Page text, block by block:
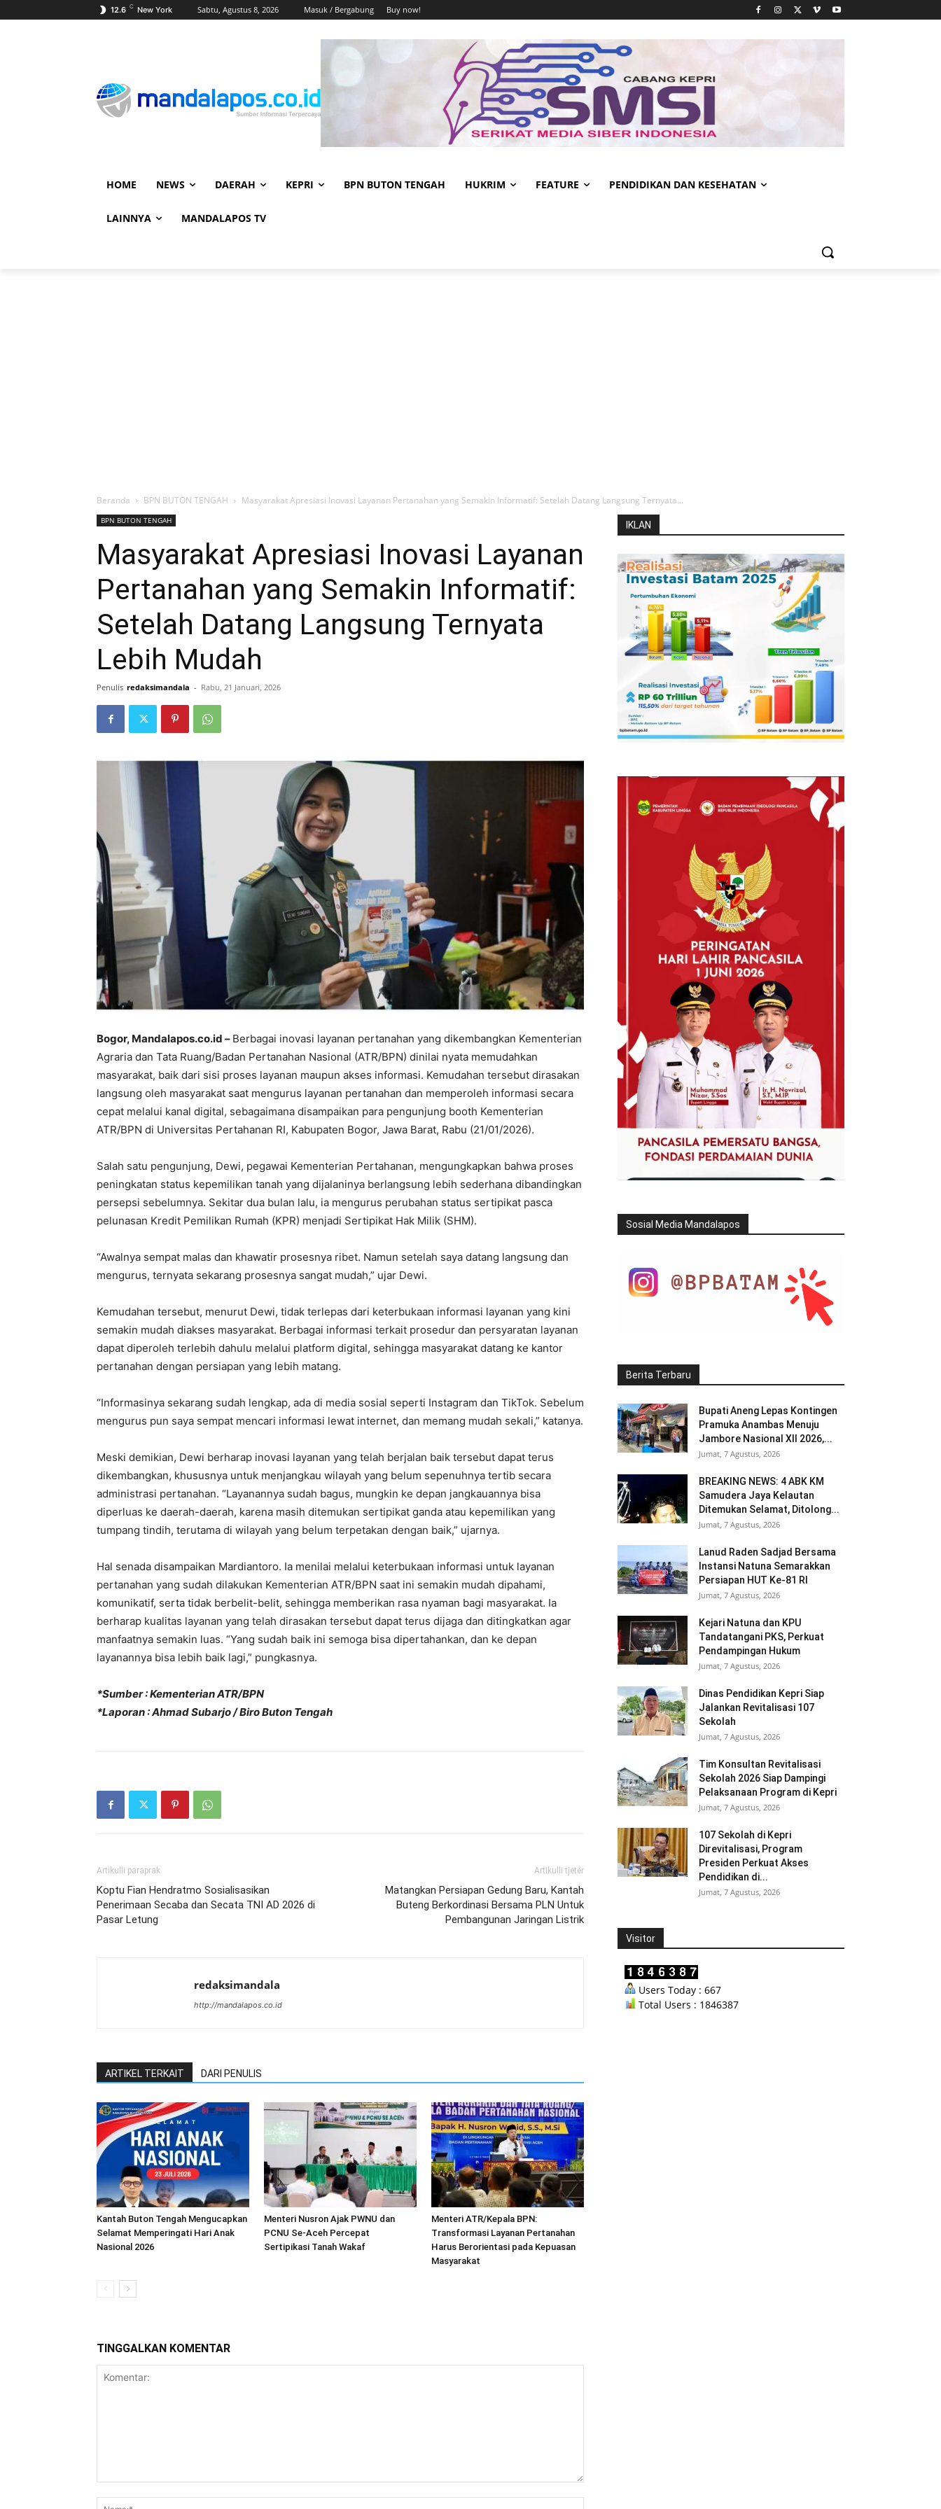
12.6 C New York Sabtu, Agustus 8, 2026 Masuk / Bergabung Buy now!
HOME NEWS DAERAH KEPRI BPN BUTON TENGAH HUKRIM FEATURE PENDIDIKAN DAN KESEHATAN
LAINNYA MANDALAPOS TV
Beranda BPN BUTON TENGAH Masyarakat Apresiasi Inovasi Layanan Pertanahan yang Semakin Informatif: Setelah Datang Langsung Ternyata...
BPN BUTON TENGAH
Masyarakat Apresiasi Inovasi Layanan
Pertanahan yang Semakin Informatif:
Setelah Datang Langsung Ternyata
Lebih Mudah
Penulis redaksimandala - Rabu, 21 Januari, 2026
Bogor, Mandalapos.co.id – Berbagai inovasi layanan pertanahan yang dikembangkan Kementerian
Agraria dan Tata Ruang/Badan Pertanahan Nasional (ATR/BPN) dinilai nyata memudahkan
masyarakat, baik dari sisi proses layanan maupun akses informasi. Kemudahan tersebut dirasakan
langsung oleh masyarakat saat mengurus layanan pertanahan dan memperoleh informasi secara
cepat melalui kanal digital, sebagaimana disampaikan para pengunjung booth Kementerian
ATR/BPN di Universitas Pertahanan RI, Kabupaten Bogor, Jawa Barat, Rabu (21/01/2026).
Salah satu pengunjung, Dewi, pegawai Kementerian Pertahanan, mengungkapkan bahwa proses
peningkatan status kepemilikan tanah yang dijalaninya berlangsung lebih sederhana dibandingkan
persepsi sebelumnya. Sekitar dua bulan lalu, ia mengurus perubahan status sertipikat pasca
pelunasan Kredit Pemilikan Rumah (KPR) menjadi Sertipikat Hak Milik (SHM).
“Awalnya sempat malas dan khawatir prosesnya ribet. Namun setelah saya datang langsung dan
mengurus, ternyata sekarang prosesnya sangat mudah,” ujar Dewi.
Kemudahan tersebut, menurut Dewi, tidak terlepas dari keterbukaan informasi layanan yang kini
semakin mudah diakses masyarakat. Berbagai informasi terkait prosedur dan persyaratan layanan
dapat diperoleh terlebih dahulu melalui platform digital, sehingga masyarakat datang ke kantor
pertanahan dengan persiapan yang lebih matang.
“Informasinya sekarang sudah lengkap, ada di media sosial seperti Instagram dan TikTok. Sebelum
mengurus pun saya sempat mencari informasi lewat internet, dan memang mudah sekali,” katanya.
Meski demikian, Dewi berharap inovasi layanan yang telah berjalan baik tersebut dapat terus
dikembangkan, khususnya untuk menjangkau wilayah yang belum sepenuhnya tertib secara
administrasi pertanahan. “Layanannya sudah bagus, mungkin ke depan jangkauannya bisa
diperluas ke daerah-daerah, karena masih ditemukan sertipikat ganda atau kepemilikan yang
tumpang tindih, terutama di wilayah yang belum terpetakan dengan baik,” ujarnya.
Hal senada disampaikan Mardiantoro. Ia menilai melalui keterbukaan informasi untuk layanan
pertanahan yang sudah dilakukan Kementerian ATR/BPN saat ini semakin mudah dipahami,
komunikatif, serta tidak berbelit-belit, sehingga memberikan rasa nyaman bagi masyarakat. Ia
berharap kualitas layanan yang telah dirasakan tersebut dapat terus dijaga dan ditingkatkan agar
manfaatnya semakin luas. “Yang sudah baik ini semoga bisa dipertahankan, dan ke depan
layanannya bisa lebih baik lagi,” pungkasnya.
*Sumber : Kementerian ATR/BPN
*Laporan : Ahmad Subarjo / Biro Buton Tengah
Artikulli paraprak
Koptu Fian Hendratmo Sosialisasikan
Penerimaan Secaba dan Secata TNI AD 2026 di
Pasar Letung
Artikulli tjetër
Matangkan Persiapan Gedung Baru, Kantah
Buteng Berkordinasi Bersama PLN Untuk
Pembangunan Jaringan Listrik
redaksimandala
http://mandalapos.co.id
ARTIKEL TERKAIT DARI PENULIS
Kantah Buton Tengah Mengucapkan
Selamat Memperingati Hari Anak
Nasional 2026
Menteri Nusron Ajak PWNU dan
PCNU Se-Aceh Percepat
Sertipikasi Tanah Wakaf
Menteri ATR/Kepala BPN:
Transformasi Layanan Pertanahan
Harus Berorientasi pada Kepuasan
Masyarakat
TINGGALKAN KOMENTAR
IKLAN
Sosial Media Mandalapos
Berita Terbaru
Bupati Aneng Lepas Kontingen
Pramuka Anambas Menuju
Jambore Nasional XII 2026,...
Jumat, 7 Agustus, 2026
BREAKING NEWS: 4 ABK KM
Samudera Jaya Kelautan
Ditemukan Selamat, Ditolong...
Jumat, 7 Agustus, 2026
Lanud Raden Sadjad Bersama
Instansi Natuna Semarakkan
Persiapan HUT Ke-81 RI
Jumat, 7 Agustus, 2026
Kejari Natuna dan KPU
Tandatangani PKS, Perkuat
Pendampingan Hukum
Jumat, 7 Agustus, 2026
Dinas Pendidikan Kepri Siap
Jalankan Revitalisasi 107
Sekolah
Jumat, 7 Agustus, 2026
Tim Konsultan Revitalisasi
Sekolah 2026 Siap Dampingi
Pelaksanaan Program di Kepri
Jumat, 7 Agustus, 2026
107 Sekolah di Kepri
Direvitalisasi, Program
Presiden Perkuat Akses
Pendidikan di...
Jumat, 7 Agustus, 2026
Visitor
Users Today : 667
Total Users : 1846387